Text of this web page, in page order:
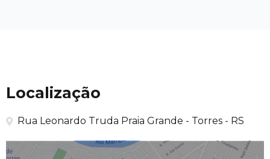
Localização
Rua Leonardo Truda Praia Grande - Torres - RS